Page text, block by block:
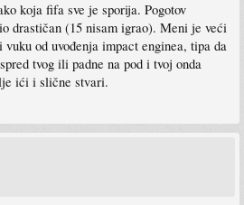
koja fifa sve je sporija. Pogotov
drastičan (15 nisam igrao). Meni je veći
od uvođenja impact enginea, tipa da
tvog ili padne na pod i tvoj onda
ići i slične stvari.